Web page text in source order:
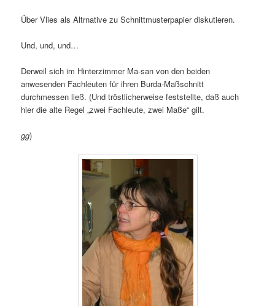
Über Vlies als Altrnative zu Schnittmusterpapier diskutieren.
Und, und, und…
Derweil sich im Hinterzimmer Ma-san von den beiden
anwesenden Fachleuten für ihren Burda-Maßschnitt
durchmessen ließ. (Und tröstlicherweise feststellte, daß auch
hier die alte Regel „zwei Fachleute, zwei Maße“ gilt.
gg)